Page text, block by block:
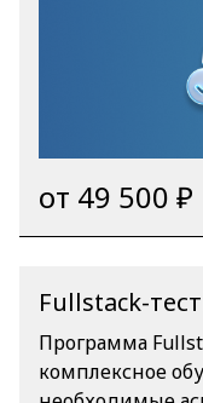
Программы
технической
от 49 500 ₽
Fullstack-
Программа
комплексное обучение, включающее в себя все